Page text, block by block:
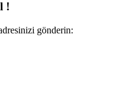
!
gönderin: